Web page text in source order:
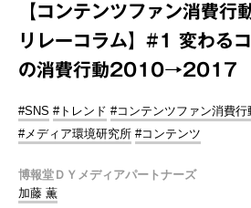
【コンテンツファン消費
リレーコラム】#1 変わる
の消費行動2010→2017
#SNS #トレンド #コンテンツファン消費行
#メディア環境研究所 #コンテンツ
博報堂ＤＹメディアパートナーズ
加藤 薫